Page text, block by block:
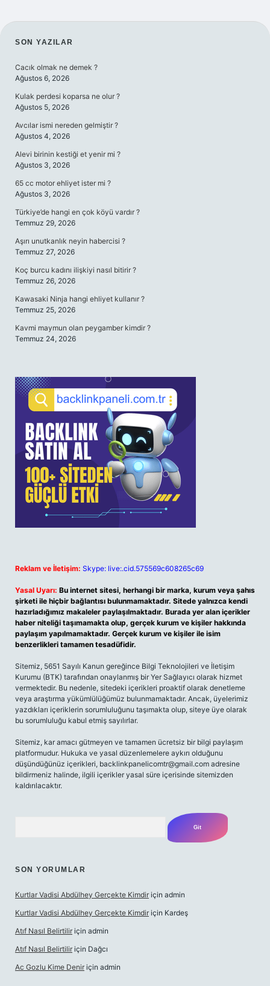
SIDEBAR
SON YAZILAR
Cacık olmak ne demek ?
Ağustos 6, 2026
Kulak perdesi koparsa ne olur ?
Ağustos 5, 2026
Avcılar ismi nereden gelmiştir ?
Ağustos 4, 2026
Alevi birinin kestiği et yenir mi ?
Ağustos 3, 2026
65 cc motor ehliyet ister mi ?
Ağustos 3, 2026
Türkiye’de hangi en çok köyü vardır ?
Temmuz 29, 2026
Aşırı unutkanlık neyin habercisi ?
Temmuz 27, 2026
Koç burcu kadını ilişkiyi nasıl bitirir ?
Temmuz 26, 2026
Kawasaki Ninja hangi ehliyet kullanır ?
Temmuz 25, 2026
Kavmi maymun olan peygamber kimdir ?
Temmuz 24, 2026
Reklam ve İletişim: Skype: live:.cid.575569c608265c69
Yasal Uyarı: Bu internet sitesi, herhangi bir marka, kurum veya şahıs
şirketi ile hiçbir bağlantısı bulunmamaktadır. Sitede yalnızca kendi
hazırladığımız makaleler paylaşılmaktadır. Burada yer alan içerikler
haber niteliği taşımamakta olup, gerçek kurum ve kişiler hakkında
paylaşım yapılmamaktadır. Gerçek kurum ve kişiler ile isim
benzerlikleri tamamen tesadüfidir.
Sitemiz, 5651 Sayılı Kanun gereğince Bilgi Teknolojileri ve İletişim
Kurumu (BTK) tarafından onaylanmış bir Yer Sağlayıcı olarak hizmet
vermektedir. Bu nedenle, sitedeki içerikleri proaktif olarak denetleme
veya araştırma yükümlülüğümüz bulunmamaktadır. Ancak, üyelerimiz
yazdıkları içeriklerin sorumluluğunu taşımakta olup, siteye üye olarak
bu sorumluluğu kabul etmiş sayılırlar.
Sitemiz, kar amacı gütmeyen ve tamamen ücretsiz bir bilgi paylaşım
platformudur. Hukuka ve yasal düzenlemelere aykırı olduğunu
düşündüğünüz içerikleri, backlinkpanelicomtr@gmail.com adresine
bildirmeniz halinde, ilgili içerikler yasal süre içerisinde sitemizden
kaldırılacaktır.
SON YORUMLAR
Kurtlar Vadisi Abdülhey Gerçekte Kimdir için admin
Kurtlar Vadisi Abdülhey Gerçekte Kimdir için Kardeş
Atıf Nasıl Belirtilir için admin
Atıf Nasıl Belirtilir için Dağcı
Ac Gozlu Kime Denir için admin